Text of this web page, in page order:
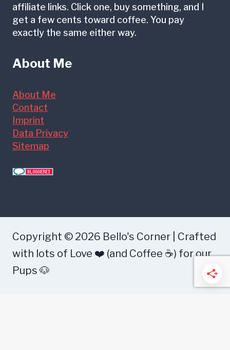
affiliate links. Click one, buy something, and I
get a few cents toward coffee. You pay
exactly the same either way.
About Me
About Me
Contact
Imprint
Data Privacy
Sitemap
Copyright © 2026 Bello's Corner | Crafted
with lots of Love ❤️ (and Coffee ☕) for our
Pups 🐶